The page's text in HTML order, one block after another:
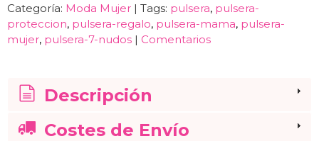
Categoría: Moda Mujer | Tags: pulsera pulsera-
proteccion pulsera-regalo pulsera-mama pulsera-
mujer pulsera-7-nudos | Comentarios
Descripción
Costes de Envío